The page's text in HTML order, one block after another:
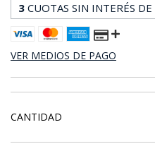
3 CUOTAS SIN INTERÉS DE
VER MEDIOS DE PAGO
CANTIDAD